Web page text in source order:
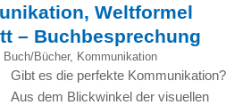
Weltformel
– Buchbesprechung
Buch/Bücher, Kommunikation
Gibt es die perfekte Kommunikation?
Aus dem Blickwinkel der visuellen